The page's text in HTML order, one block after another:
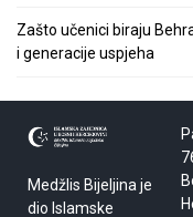
Zašto učenici biraju
i generacije uspjeha
Medžlis Bijeljina je
dio Islamske